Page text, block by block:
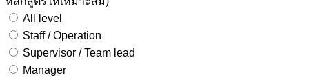
All level
Staff / Operation
Supervisor / Team lead
Manager